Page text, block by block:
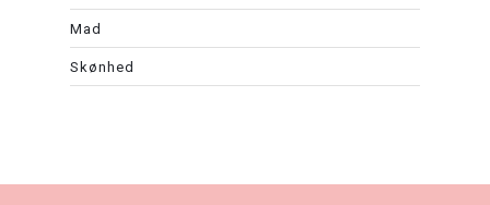
Mad
Skønhed